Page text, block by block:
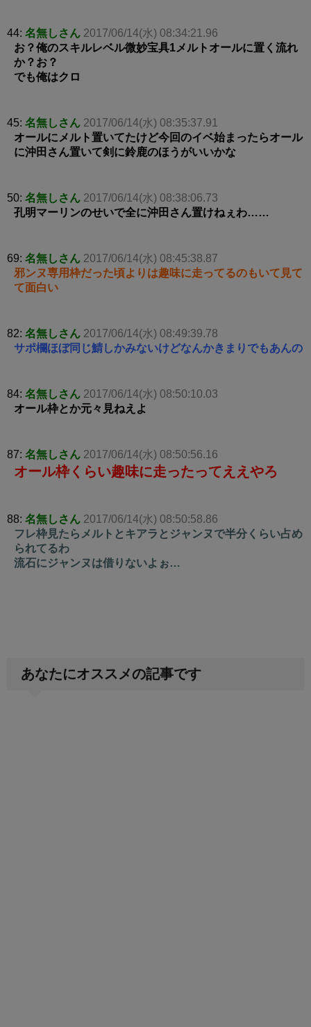
44: 名無しさん 2017/06/14(水) 08:34:21.96
お？俺のスキルレベル微妙宝具1メルトオールに置く流れ
か？お？
でも俺はクロ
45: 名無しさん 2017/06/14(水) 08:35:37.91
オールにメルト置いてたけど今回のイベ始まったらオール
に沖田さん置いて剣に鈴鹿のほうがいいかな
50: 名無しさん 2017/06/14(水) 08:38:06.73
孔明マーリンのせいで全に沖田さん置けねぇわ……
69: 名無しさん 2017/06/14(水) 08:45:38.87
邪ンヌ専用枠だった頃よりは趣味に走ってるのもいて見て
て面白い
82: 名無しさん 2017/06/14(水) 08:49:39.78
サポ欄ほぼ同じ鯖しかみないけどなんかきまりでもあんの
84: 名無しさん 2017/06/14(水) 08:50:10.03
オール枠とか元々見ねえよ
87: 名無しさん 2017/06/14(水) 08:50:56.16
オール枠くらい趣味に走ったってええやろ
88: 名無しさん 2017/06/14(水) 08:50:58.86
フレ枠見たらメルトとキアラとジャンヌで半分くらい占め
られてるわ
流石にジャンヌは借りないよぉ…
あなたにオススメの記事です